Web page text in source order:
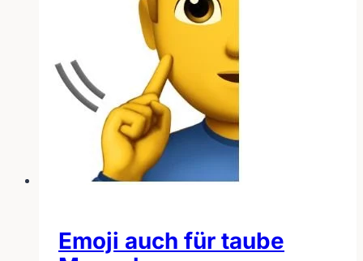
Autist
die
Gebärdensprache
Emoji auch für taube